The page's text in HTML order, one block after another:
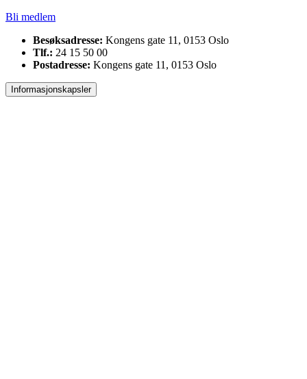
Bli medlem
Besøksadresse: Kongens gate 11, 0153 Oslo
Tlf.: 24 15 50 00
Postadresse: Kongens gate 11, 0153 Oslo
Informasjonskapsler